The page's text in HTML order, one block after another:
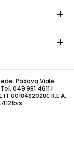
Padova Viale
049 981 4611 |
00184820280 R.E.A.